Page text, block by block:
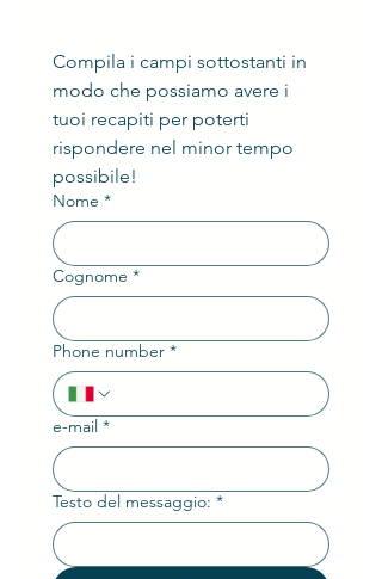
Compila i campi sottostanti in
modo che possiamo avere i
tuoi recapiti per poterti
rispondere nel minor tempo
possibile!
Nome *
Cognome *
Phone number *
e-mail *
Testo del messaggio: *